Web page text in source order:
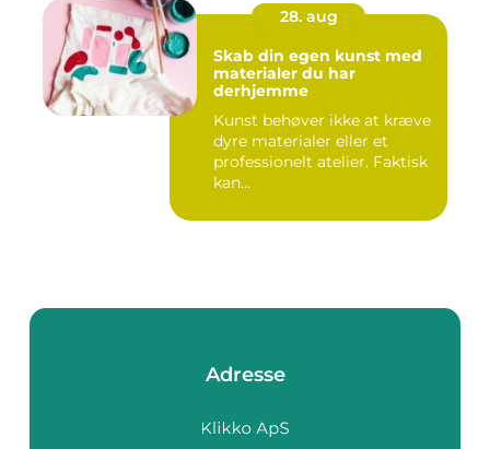
28. aug
Skab din egen kunst med
materialer du har
derhjemme
Kunst behøver ikke at kræve
dyre materialer eller et
professionelt atelier. Faktisk
kan...
Adresse